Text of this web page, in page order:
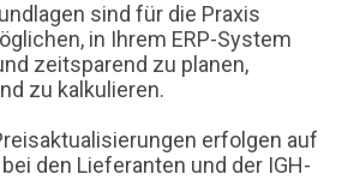
sind für die Praxis
in Ihrem ERP-System
zeitsparend zu planen,
zu kalkulieren.
erfolgen auf
den Lieferanten und der IGH-